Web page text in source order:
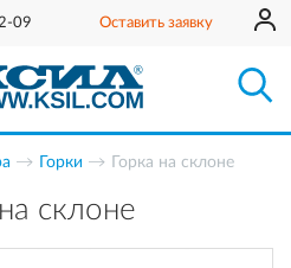
09 Оставить заявку
Горки Горка на склоне
склоне